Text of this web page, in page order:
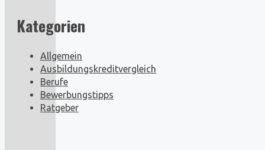
Kategorien
Allgemein
Ausbildungskreditvergleich
Berufe
Bewerbungstipps
Ratgeber